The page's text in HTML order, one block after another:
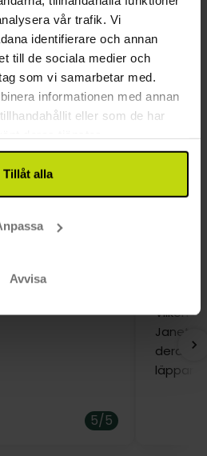
vår trafik. Vi
identifierare och annan
till de sociala medier och
som vi samarbetar med.
informationen med annan
eller som de har
Tillåt alla
Avvisa
eller buffé
5/5
Vilken
Janet,
deras